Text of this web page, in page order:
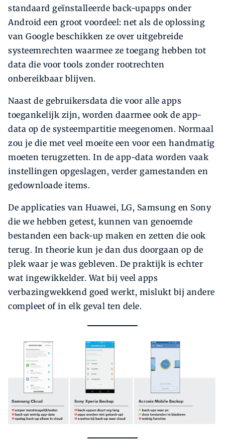
standaard geïnstalleerde back-upapps onder
Android een groot voordeel: net als de oplossing
van Google beschikken ze over uitgebreide
systeemrechten waarmee ze toegang hebben tot
data die voor tools zonder rootrechten
onbereikbaar blijven.
Naast de gebruikersdata die voor alle apps
toegankelijk zijn, worden daarmee ook de app-
data op de systeempartitie meegenomen. Normaal
zou je die met veel moeite een voor een handmatig
moeten terugzetten. In de app-data worden vaak
instellingen opgeslagen, verder gamestanden en
gedownloade items.
De applicaties van Huawei, LG, Samsung en Sony
die we hebben getest, kunnen van genoemde
bestanden een back-up maken en zetten die ook
terug. In theorie kun je dan dus doorgaan op de
plek waar je was gebleven. De praktijk is echter
wat ingewikkelder. Wat bij veel apps
verbazingwekkend goed werkt, mislukt bij andere
compleet of in elk geval ten dele.